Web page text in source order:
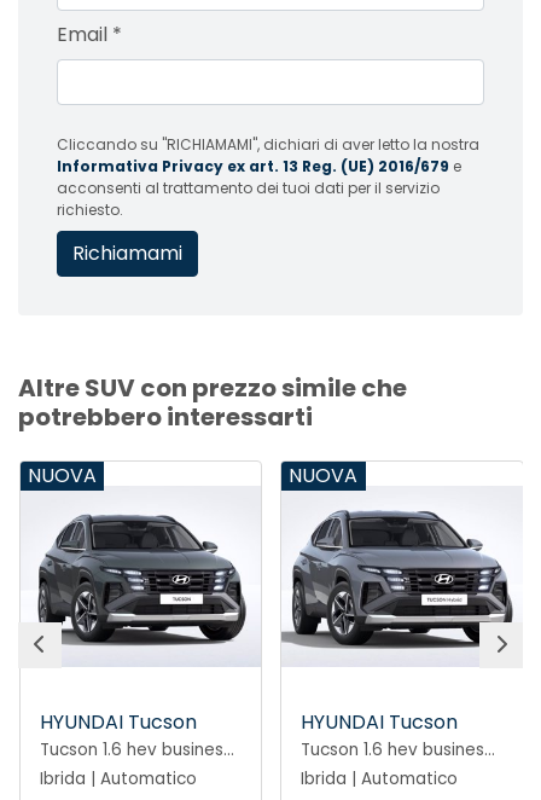
Email *
Cliccando su "RICHIAMAMI", dichiari di aver letto la nostra
Informativa Privacy ex art. 13 Reg. (UE) 2016/679 e
acconsenti al trattamento dei tuoi dati per il servizio
richiesto.
Altre SUV con prezzo simile che
potrebbero interessarti
Tucson
Tucson 1.6 hev business 2wd 239cv auto
| Automatico
HYUNDAI Tucson
Tucson 1.6 hev business 2wd 239cv auto
Ibrida | Automatico